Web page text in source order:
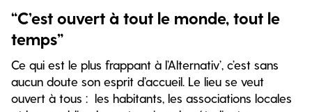
“C’est ouvert à tout le monde, tout le
temps”
Ce qui est le plus frappant à l’Alternativ’, c’est sans
aucun doute son esprit d’accueil. Le lieu se veut
ouvert à tous : les habitants, les associations locales